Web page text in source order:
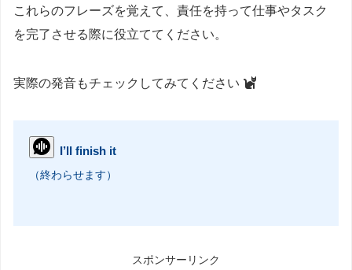
これらのフレーズを覚えて、責任を持って仕事やタスク
を完了させる際に役立ててください。
実際の発音もチェックしてみてください
I’ll finish it
（終わらせます）
スポンサーリンク